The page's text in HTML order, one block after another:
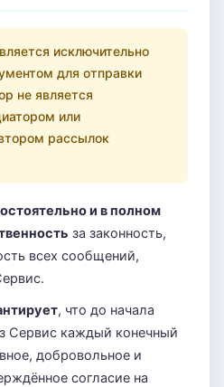
исключительно
для отправки
не является
или
рассылок
и в полном
за законность,
всех сообщений,
, что до начала
Сервис каждый конечный
добровольное и
согласие на